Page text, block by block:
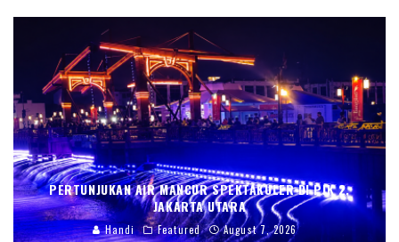
PERTUNJUKAN AIR MANCUR SPEKTAKULER DI PIK 2,
JAKARTA UTARA
Handi Featured August 7, 2026